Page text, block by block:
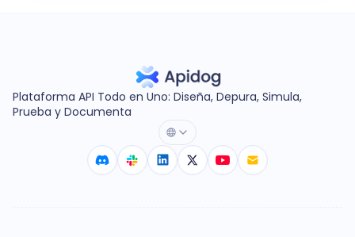
Plataforma API Todo en Uno: Diseña, Depura, Simula,
Prueba y Documenta